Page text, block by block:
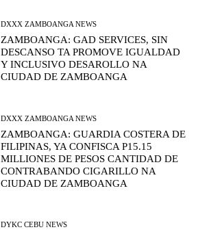
DXXX ZAMBOANGA NEWS
ZAMBOANGA: GAD SERVICES, SIN
DESCANSO TA PROMOVE IGUALDAD
Y INCLUSIVO DESAROLLO NA
CIUDAD DE ZAMBOANGA
DXXX ZAMBOANGA NEWS
ZAMBOANGA: GUARDIA COSTERA DE
FILIPINAS, YA CONFISCA P15.15
MILLIONES DE PESOS CANTIDAD DE
CONTRABANDO CIGARILLO NA
CIUDAD DE ZAMBOANGA
DYKC CEBU NEWS